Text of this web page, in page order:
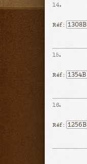
14.
Réf : 1308B
15.
Réf : 1354B
16.
Réf : 1256B